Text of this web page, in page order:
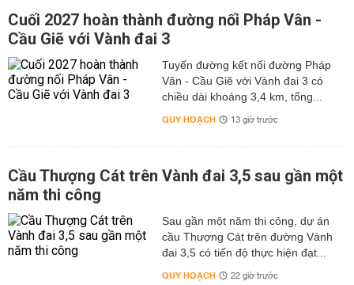
Cuối 2027 hoàn thành đường nối Pháp Vân -
Cầu Giẽ với Vành đai 3
Tuyến đường kết nối đường Pháp
Vân - Cầu Giẽ với Vành đai 3 có
chiều dài khoảng 3,4 km, tổng...
QUY HOẠCH 13 giờ trước
Cầu Thượng Cát trên Vành đai 3,5 sau gần một
năm thi công
Sau gần một năm thi công, dự án
cầu Thượng Cát trên đường Vành
đai 3,5 có tiến độ thực hiện đạt...
QUY HOẠCH 22 giờ trước